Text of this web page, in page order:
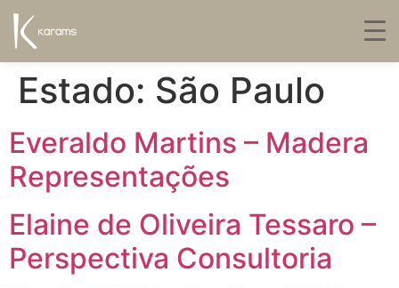
Estado: São Paulo
Everaldo Martins – Madera
Representações
Elaine de Oliveira Tessaro –
Perspectiva Consultoria